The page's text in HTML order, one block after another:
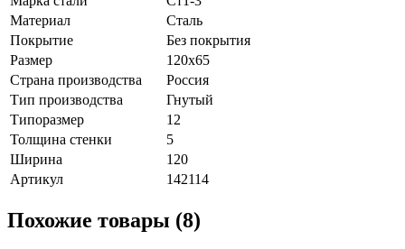
Материал
Сталь
Покрытие
Без покрытия
Размер
120х65
Страна производства
Россия
Тип производства
Гнутый
Типоразмер
12
Толщина стенки
5
Ширина
120
Артикул
142114
Похожие товары (8)